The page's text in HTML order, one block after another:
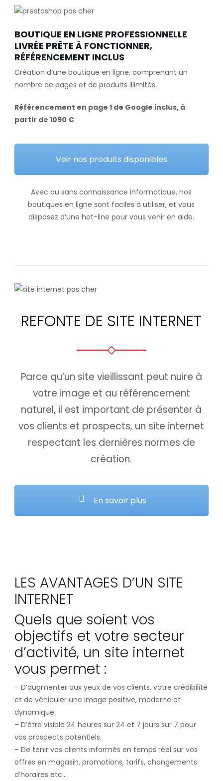
BOUTIQUE EN LIGNE PROFESSIONNELLE
LIVRÉE PRÊTE À FONCTIONNER,
RÉFÉRENCEMENT INCLUS
Création d’une boutique en ligne, comprenant un
nombre de pages et de produits illimités.
Référencement en page 1 de Google inclus, à
partir de 1090 €
Voir nos produits disponibles
Avec ou sans connaissance informatique, nos
boutiques en ligne sont faciles à utiliser, et vous
disposez d’une hot-line pour vous venir en aide.
REFONTE DE SITE INTERNET
Parce qu’un site vieillissant peut nuire à
votre image et au référencement
naturel, il est important de présenter à
vos clients et prospects, un site internet
respectant les dernières normes de
création.
En savoir plus
LES AVANTAGES D’UN SITE
INTERNET
Quels que soient vos
objectifs et votre secteur
d’activité, un site internet
vous permet :
– D’augmenter aux yeux de vos clients, votre crédibilité
et de véhiculer une image positive, moderne et
dynamique.
– D’être visible 24 heures sur 24 et 7 jours sur 7 pour
vos prospects potentiels.
– De tenir vos clients informés en temps réel sur vos
offres en magasin, promotions, tarifs, changements
d’horaires etc…